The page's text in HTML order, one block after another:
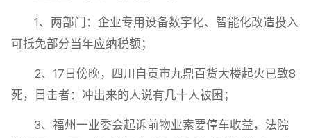
1、两部门：企业专用设备数字化、智能化改造投入
可抵免部分当年应纳税额；
2、17日傍晚，四川自贡市九鼎百货大楼起火已致8
死，目击者：冲出来的人说有几十人被困；
3、福州一业委会起诉前物业索要停车收益，法院